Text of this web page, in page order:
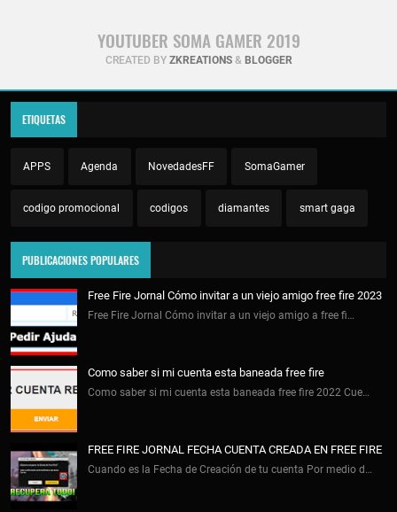
YOUTUBER SOMA GAMER 2019
CREATED BY ZKREATIONS& BLOGGER
ETIQUETAS
APPS Agenda NovedadesFF SomaGamer
codigo promocional codigos diamantes smart gaga
PUBLICACIONES POPULARES
Free Fire Jornal Cómo invitar a un viejo amigo free fire 2023
Free Fire Jornal Cómo invitar a un viejo amigo a free fi…
Como saber si mi cuenta esta baneada free fire
Como saber si mi cuenta esta baneada free fire 2022 Cue…
FREE FIRE JORNAL FECHA CUENTA CREADA EN FREE FIRE
Cuando es la Fecha de Creación de tu cuenta Por medio d…